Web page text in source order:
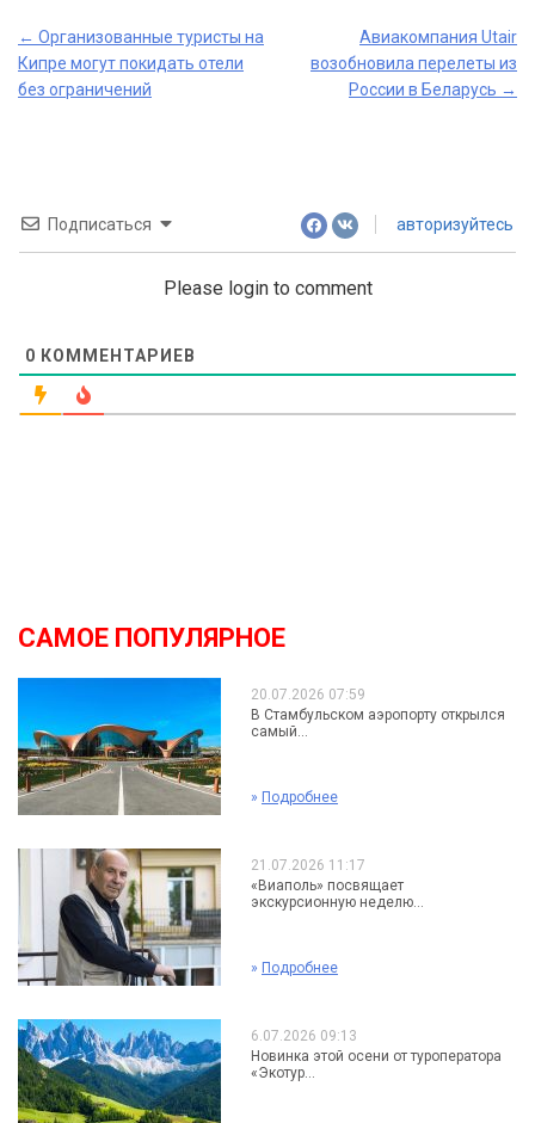
Post
navigation
← Организованные туристы на
Кипре могут покидать отели
без ограничений
Авиакомпания Utair
возобновила перелеты из
России в Беларусь →
Подписаться авторизуйтесь
Please login to comment
0 КОММЕНТАРИЕВ
САМОЕ ПОПУЛЯРНОЕ
20.07.2026 07:59
В Стамбульском аэропорту открылся
самый...
» Подробнее
21.07.2026 11:17
«Виаполь» посвящает
экскурсионную неделю...
» Подробнее
6.07.2026 09:13
Новинка этой осени от туроператора
«Экотур...